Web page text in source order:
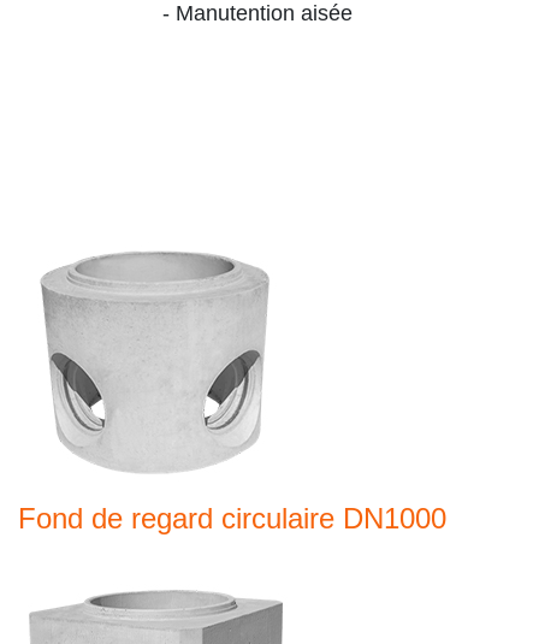
- Manutention aisée
Fond de regard circulaire DN1000